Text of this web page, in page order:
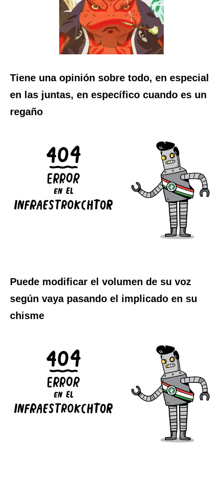
Tiene una opinión sobre todo, en especial
en las juntas, en específico cuando es un
regaño
Puede modificar el volumen de su voz
según vaya pasando el implicado en su
chisme